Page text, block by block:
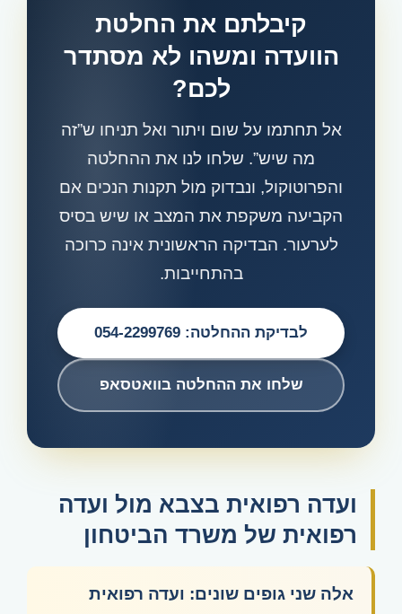
קיבלתם את החלטת
הוועדה ומשהו לא מסתדר
לכם?
אל תחתמו על שום ויתור ואל תניחו ש”זה
מה שיש”. שלחו לנו את ההחלטה
והפרוטוקול, ונבדוק מול תקנות הנכים אם
הקביעה משקפת את המצב או שיש בסיס
לערעור. הבדיקה הראשונית אינה כרוכה
בהתחייבות.
לבדיקת ההחלטה: 054-2299769
שלחו את ההחלטה בוואטסאפ
ועדה רפואית בצבא מול ועדה
רפואית של משרד הביטחון
אלה שני גופים שונים: ועדה רפואית